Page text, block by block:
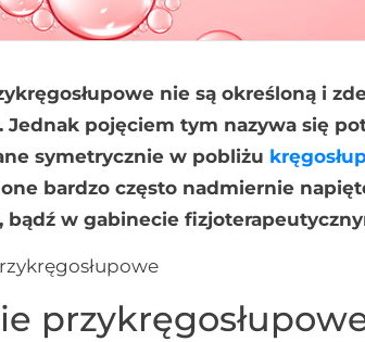
nie są określoną i
Jednak pojęciem tym nazywa się
symetrycznie w pobliżu
one bardzo często nadmiernie
bądź w gabinecie